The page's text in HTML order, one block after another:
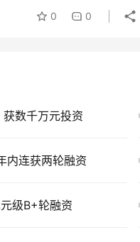
0 0
数千万元投资
内连获两轮融资
级B+轮融资